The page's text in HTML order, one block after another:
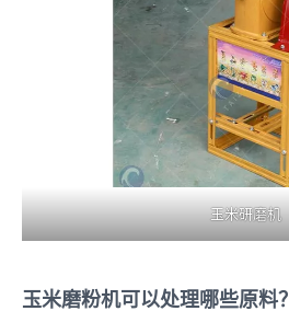
玉米研磨机
玉米磨粉机可以处理哪些原料？